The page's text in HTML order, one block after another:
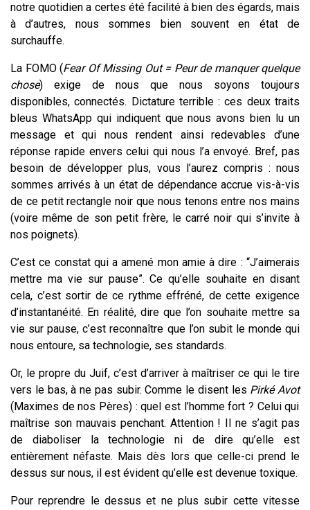
notre quotidien a certes été facilité à bien des égards, mais
à d’autres, nous sommes bien souvent en état de
surchauffe.
La FOMO (Fear Of Missing Out = Peur de manquer quelque
chose) exige de nous que nous soyons toujours
disponibles, connectés. Dictature terrible : ces deux traits
bleus WhatsApp qui indiquent que nous avons bien lu un
message et qui nous rendent ainsi redevables d’une
réponse rapide envers celui qui nous l’a envoyé. Bref, pas
besoin de développer plus, vous l’aurez compris : nous
sommes arrivés à un état de dépendance accrue vis-à-vis
de ce petit rectangle noir que nous tenons entre nos mains
(voire même de son petit frère, le carré noir qui s’invite à
nos poignets).
C’est ce constat qui a amené mon amie à dire : “J’aimerais
mettre ma vie sur pause”. Ce qu’elle souhaite en disant
cela, c’est sortir de ce rythme effréné, de cette exigence
d’instantanéité. En réalité, dire que l’on souhaite mettre sa
vie sur pause, c’est reconnaître que l’on subit le monde qui
nous entoure, sa technologie, ses standards.
Or, le propre du Juif, c’est d’arriver à maîtriser ce qui le tire
vers le bas, à ne pas subir. Comme le disent les Pirké Avot
(Maximes de nos Pères) : quel est l’homme fort ? Celui qui
maîtrise son mauvais penchant. Attention ! Il ne s’agit pas
de diaboliser la technologie ni de dire qu’elle est
entièrement néfaste. Mais dès lors que celle-ci prend le
dessus sur nous, il est évident qu’elle est devenue toxique.
Pour reprendre le dessus et ne plus subir cette vitesse